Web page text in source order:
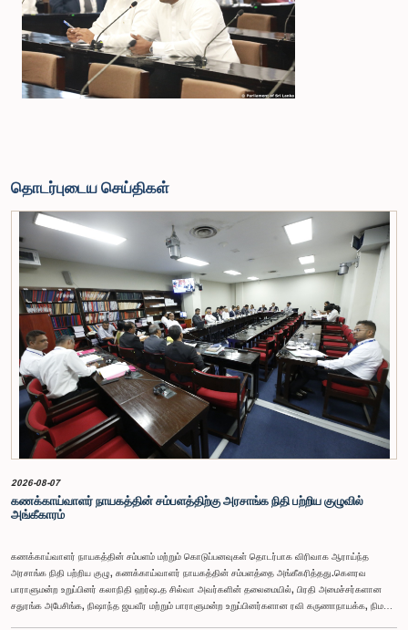
தொடர்புடைய செய்திகள்
2026-08-07
கணக்காய்வாளர் நாயகத்தின் சம்பளத்திற்கு அரசாங்க நிதி பற்றிய குழுவில்
அங்கீகாரம்
கணக்காய்வாளர் நாயகத்தின் சம்பளம் மற்றும் கொடுப்பனவுகள் தொடர்பாக விரிவாக ஆராய்ந்த
அரசாங்க நிதி பற்றிய குழு, கணக்காய்வாளர் நாயகத்தின் சம்பளத்தை அங்கீகரித்தது.கௌரவ
பாராளுமன்ற உறுப்பினர் கலாநிதி ஹர்ஷ.த சில்வா அவர்களின் தலைமையில், பிரதி அமைச்சர்களான
சதுரங்க அபேசிங்க, நிஷாந்த ஜயவீர மற்றும் பாராளுமன்ற உறுப்பினர்களான ரவி கருணாநாயக்க, நிமல்